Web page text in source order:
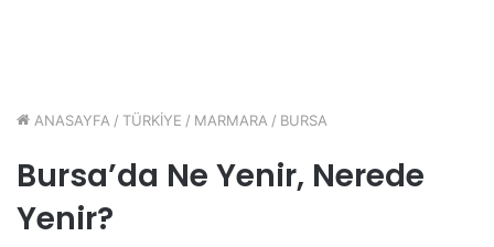
ANASAYFA / TÜRKİYE / MARMARA / BURSA
Bursa’da Ne Yenir, Nerede
Yenir?